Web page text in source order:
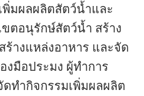
มผลผลิตสัตว์น้ำและ
ตอนุรักษ์สัตว์น้ำ สร้าง
างแหล่งอาหาร และจัด
งมือประมง ผู้ทำการ
ทำกิจกรรมเพิ่มผลผลิต